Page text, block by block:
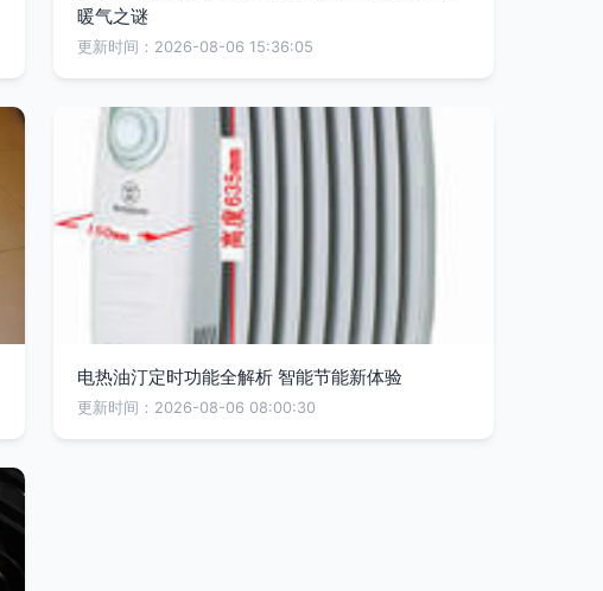
暖气之谜
更新时间：2026-08-06 15:36:05
电热油汀定时功能全解析 智能节能新体验
更新时间：2026-08-06 08:00:30